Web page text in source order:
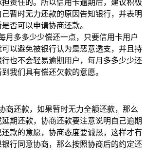
责任的。所以信用卡逾期后，建议积极
暂时无力还款的原因告知银行，并表明
否可以申请协商还款。
月多多少少偿还一点，只要信用卡用户
以避免被银行认为是恶意透支，并且持
也不会轻易逾期用户，每月多多少少还
我们具有偿还欠款的意愿。
商还款，如果暂时无力全额还款，那么
期还款，协商还款要注意说明自己逾期
款的意愿，协商态度要诚恳，这样才有
行同意协商，那么按照协商后的约定还